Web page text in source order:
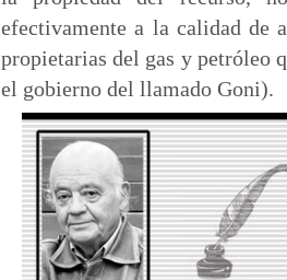
efectivamente a la calidad de
propietarias del gas y petróleo
el gobierno del llamado Goni).